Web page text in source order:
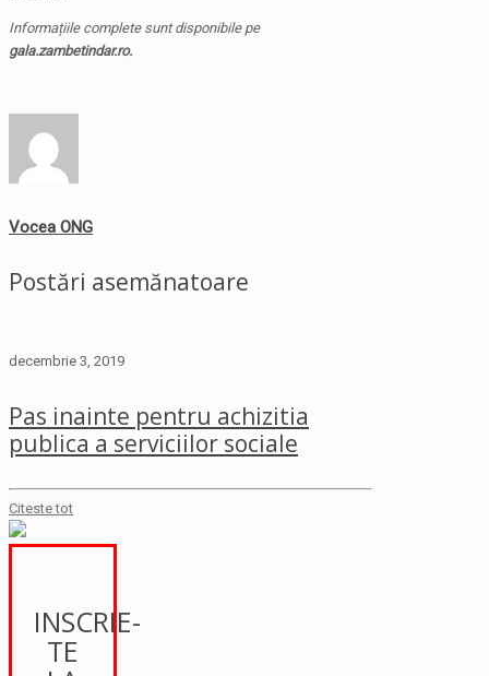
Informațiile complete sunt disponibile pe
gala.zambetindar.ro.
Vocea ONG
Postări asemănatoare
decembrie 3, 2019
Pas inainte pentru achizitia
publica a serviciilor sociale
Citeste tot
INSCRIE-
TE